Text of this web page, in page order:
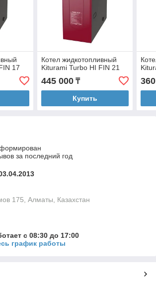
17
Котел жидкотопливный
Kiturami Turbo HI FIN 21
445 000₸
Купить
за последний год
175, Алматы, Казахстан
с 08:30 до 17:00
график работы